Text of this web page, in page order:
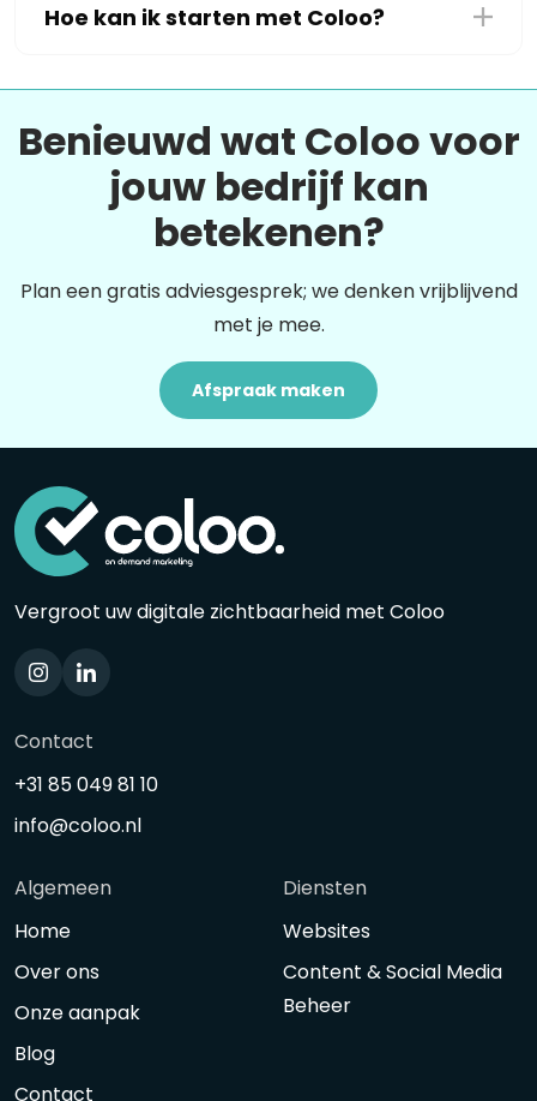
Hoe kan ik starten met Coloo?
Benieuwd wat Coloo voor
jouw bedrijf kan
betekenen?
Plan een gratis adviesgesprek; we denken vrijblijvend
met je mee.
Afspraak maken
Vergroot uw digitale zichtbaarheid met Coloo
Contact
+31 85 049 81 10
info@coloo.nl
Algemeen
Home
Over ons
Onze aanpak
Blog
Contact
Diensten
Websites
Content & Social Media
Beheer